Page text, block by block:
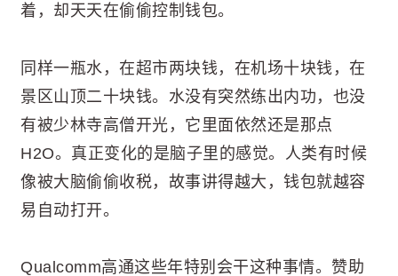
着，却天天在偷偷控制钱包。
同样一瓶水，在超市两块钱，在机场十块钱，在
景区山顶二十块钱。水没有突然练出内功，也没
有被少林寺高僧开光，它里面依然还是那点
H2O。真正变化的是脑子里的感觉。人类有时候
像被大脑偷偷收税，故事讲得越大，钱包就越容
易自动打开。
Qualcomm高通这些年特别会干这种事情。赞助